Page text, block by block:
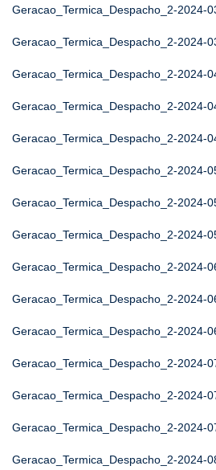
Geracao_Termica_Despacho_2-2024-
Geracao_Termica_Despacho_2-2024-
Geracao_Termica_Despacho_2-2024-
Geracao_Termica_Despacho_2-2024-
Geracao_Termica_Despacho_2-2024-
Geracao_Termica_Despacho_2-2024-
Geracao_Termica_Despacho_2-2024-
Geracao_Termica_Despacho_2-2024-
Geracao_Termica_Despacho_2-2024-
Geracao_Termica_Despacho_2-2024-
Geracao_Termica_Despacho_2-2024-
Geracao_Termica_Despacho_2-2024-
Geracao_Termica_Despacho_2-2024-
Geracao_Termica_Despacho_2-2024-
Geracao_Termica_Despacho_2-2024-